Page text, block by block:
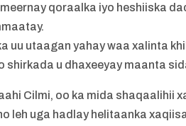
qoraalka iyo heshiiska
uu utaagan yahay waa xalinta
shirkada u dhaxeeyay maanta
Cilmi, oo ka mida shaqaalihii
leh uga hadlay helitaanka